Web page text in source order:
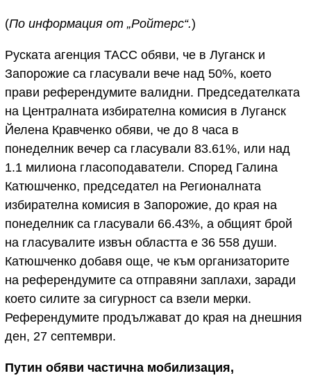
(По информация от „Ройтерс“.)
Руската агенция ТАСС обяви, че в Луганск и
Запорожие са гласували вече над 50%, което
прави референдумите валидни. Председателката
на Централната избирателна комисия в Луганск
Йелена Кравченко обяви, че до 8 часа в
понеделник вечер са гласували 83.61%, или над
1.1 милиона гласоподаватели. Според Галина
Катюшченко, председател на Регионалната
избирателна комисия в Запорожие, до края на
понеделник са гласували 66.43%, а общият брой
на гласувалите извън областта е 36 558 души.
Катюшченко добавя още, че към организаторите
на референдумите са отправяни заплахи, заради
което силите за сигурност са взели мерки.
Референдумите продължават до края на днешния
ден, 27 септември.
Путин обяви частична мобилизация,